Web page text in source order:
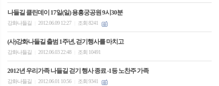
나들길 클린데이 17일(일) 용흥궁공원 9시30분
강화나들길 2012.06.09 12:27 조회 8241
(사)강화나들길 출범 1주년, 걷기행사를 마치고
강화나들길 2012.06.03 22:48 조회 10491
2012년 우리가족 나들길 걷기 행사 종료 -1등 노찬주 가족
강화나들길 2012.06.01 10:56 조회 9341